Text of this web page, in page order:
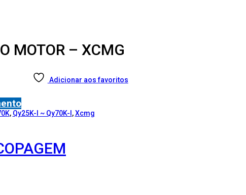
MOTOR – XCMG
Adicionar aos favoritos
, Qy25K-I ~ Qy70K-I,Xcmg